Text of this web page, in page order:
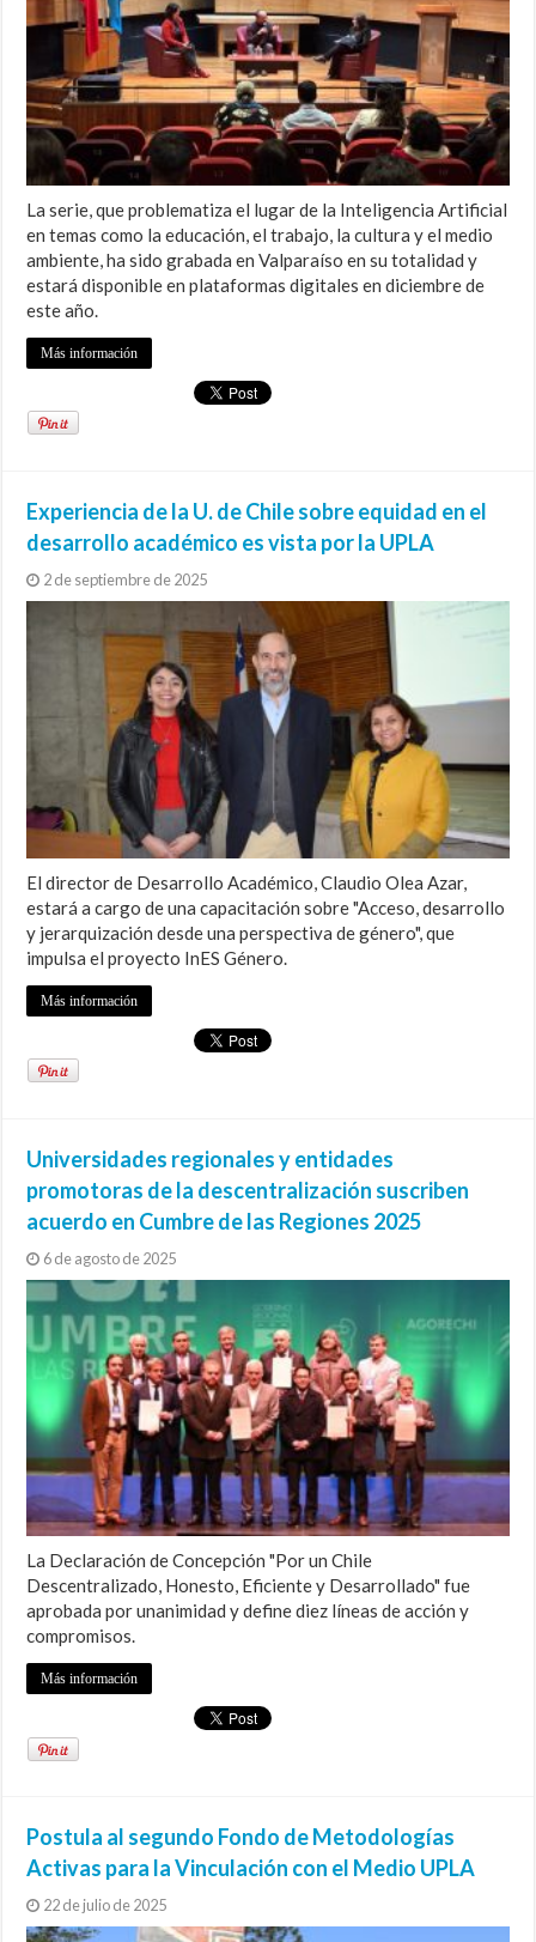
La serie, que problematiza el lugar de la Inteligencia Artificial
en temas como la educación, el trabajo, la cultura y el medio
ambiente, ha sido grabada en Valparaíso en su totalidad y
estará disponible en plataformas digitales en diciembre de
este año.
Más información
Experiencia de la U. de Chile sobre equidad en el
desarrollo académico es vista por la UPLA
2 de septiembre de 2025
El director de Desarrollo Académico, Claudio Olea Azar,
estará a cargo de una capacitación sobre "Acceso, desarrollo
y jerarquización desde una perspectiva de género", que
impulsa el proyecto InES Género.
Más información
Universidades regionales y entidades
promotoras de la descentralización suscriben
acuerdo en Cumbre de las Regiones 2025
6 de agosto de 2025
La Declaración de Concepción "Por un Chile
Descentralizado, Honesto, Eficiente y Desarrollado" fue
aprobada por unanimidad y define diez líneas de acción y
compromisos.
Más información
Postula al segundo Fondo de Metodologías
Activas para la Vinculación con el Medio UPLA
22 de julio de 2025